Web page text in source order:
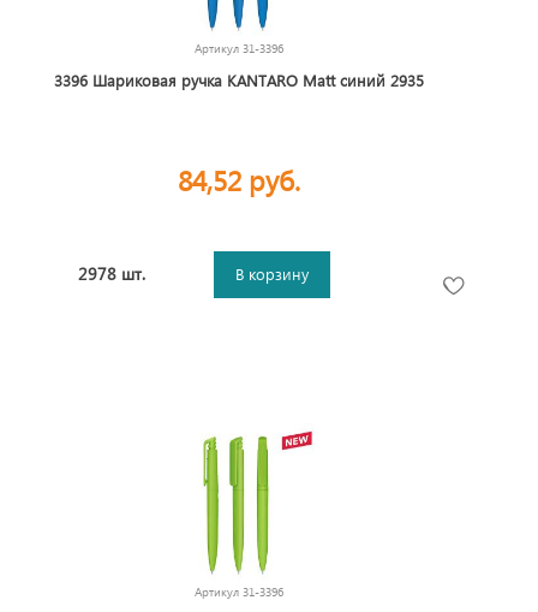
Артикул 31-3396
3396 Шариковая ручка KANTARO Matt синий 2935
84,52 руб.
2978 шт. В корзину
Артикул 31-3396